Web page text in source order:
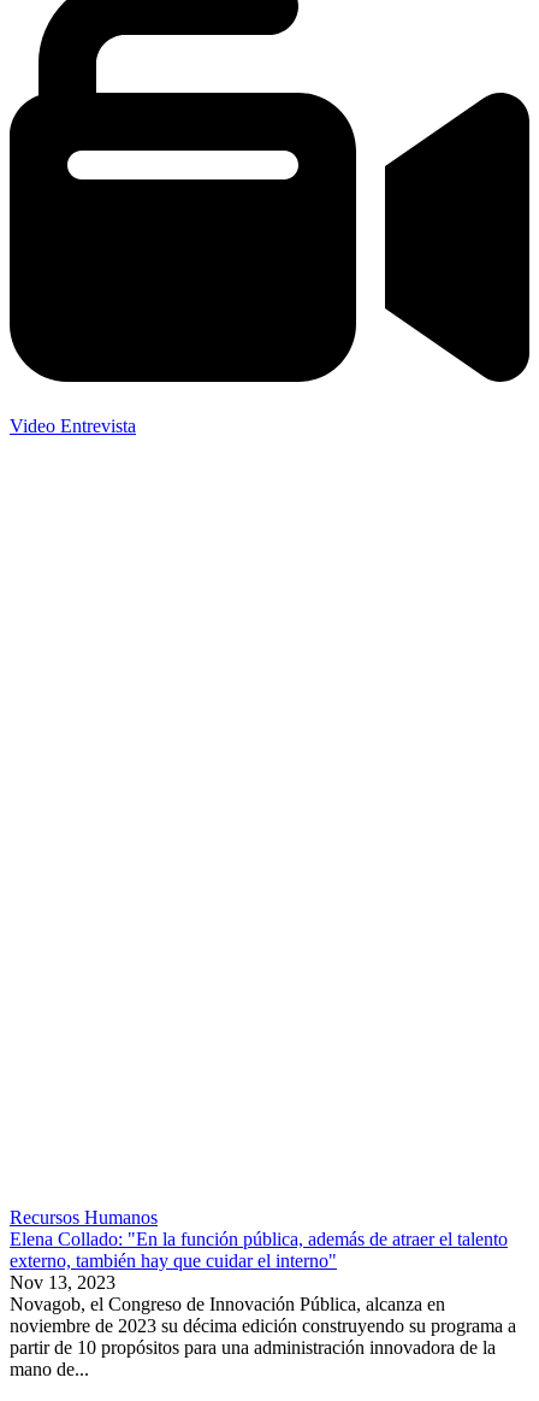
Video Entrevista
Recursos Humanos
Elena Collado: "En la función pública, además de atraer el talento
externo, también hay que cuidar el interno"
Nov 13, 2023
Novagob, el Congreso de Innovación Pública, alcanza en
noviembre de 2023 su décima edición construyendo su programa a
partir de 10 propósitos para una administración innovadora de la
mano de...